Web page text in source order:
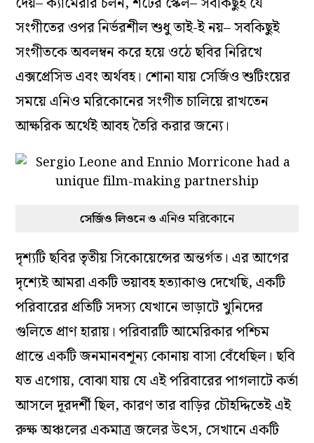
সংগীতের ওপর নির্ভরশীল শুধু তাই-ই নয়–সবকিছুই
সংগীতকে অবলম্বন করে হয়ে ওঠে ছবির নিরিখে
এক্সপ্রেসিভ এবং অর্থবহ। শোনা যায় সের্জিও শুটিংয়ের
সময়ে এনিও মরিকোনের সংগীত চালিয়ে রাখতেন
আক্ষরিক অর্থেই আবহ তৈরি করার জন্যে।
সের্জিও লিওনে ও এনিও মরিকোনে
দৃশ্যটি ছবির তৃতীয় সিকোয়েন্সের অন্তর্গত। এর আগের
দৃশ্যেই আমরা একটি ভয়াবহ হত্যাকাণ্ড দেখেছি, একটি
পরিবারের প্রতিটি সদস্য যেখানে ভাড়াটে খুনিদের
গুলিতে প্রাণ হারায়। পরিবারটি আমেরিকার পশ্চিম
প্রান্তে একটি জনমানবশূন্য কোনায় বাসা বেঁধেছিল। ছবি
যত এগোয়, বোঝা যায় যে এই পরিবারের পাগলাটে কর্তা
আসলে দূরদর্শী ছিল, কারণ তার বাড়ির চৌহদ্দিতেই এই
রুক্ষ অঞ্চলের একমাত্র জলের উৎস, সেখানে একটি